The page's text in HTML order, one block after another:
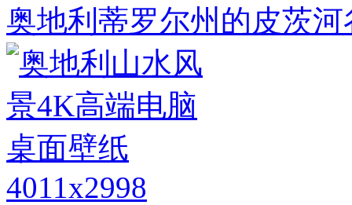
奥地利蒂罗尔州的皮茨
4011x2998